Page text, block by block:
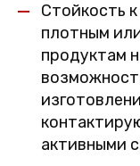
Стойкость
плотным
продуктам
активными